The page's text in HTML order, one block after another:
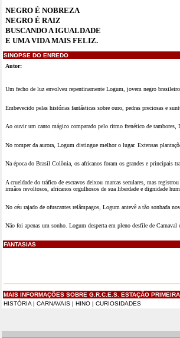
NEGRO É NOBREZA
NEGRO É RAIZ
BUSCANDO A IGUALDADE
E UMA VIDA MAIS FELIZ.
SINOPSE DO ENREDO
Autor:
Um fecho de luz envolveu repentinamente Logum, jovem negro
Embevecido pelas histórias fantásticas sobre ouro, pedras preciosas e
Ao ouvir um canto mágico comparado pelo ritmo frenético de tambores,
No romper da aurora, Logum distingue melhor o lugar. Extensas
Na época do Brasil Colônia, os africanos foram os grandes e principais
A crueldade do tráfico de escravos deixou marcas seculares, mas
irmãos revoltosos, africanos orgulhosos de sua liberdade e dignidade
No céu rajado de ofuscantes relâmpagos, Logum antevê a tão sonhada
Não foi apenas um sonho. Logum desperta em pleno desfile de
FANTASIAS
MAIS INFORMAÇÕES SOBRE G.R.C.E.S. ESTAÇÃO
HISTÓRIA | CARNAVAIS | HINO | CURIOSIDADES